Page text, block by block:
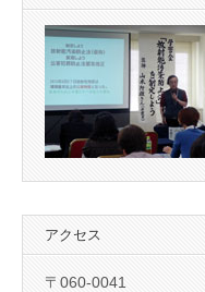
アクセス
〒060-0041